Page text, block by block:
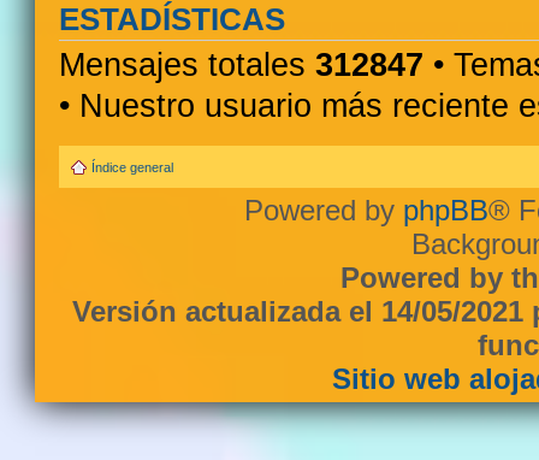
ESTADÍSTICAS
Mensajes totales 312847 •
• Nuestro usuario más reciente
Índice general
Powered by phpBB®
Powered by
Versión actualizada el 14/05/
Sitio web